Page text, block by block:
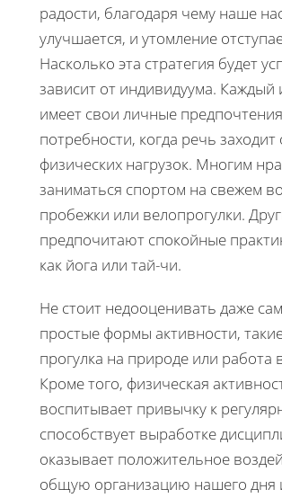
радости, благодаря чему наше
улучшается, и утомление
Насколько эта стратегия будет
зависит от индивидуума. Каждый
имеет свои личные
потребности, когда речь
физических нагрузок. Многим
заниматься спортом на свежем
пробежки или велопрогулки.
предпочитают спокойные
как йога или тай-чи.
Не стоит недооценивать даже
простые формы активности,
прогулка на природе или работа
Кроме того, физическая
воспитывает привычку к
способствует выработке
оказывает положительное
общую организацию нашего дня